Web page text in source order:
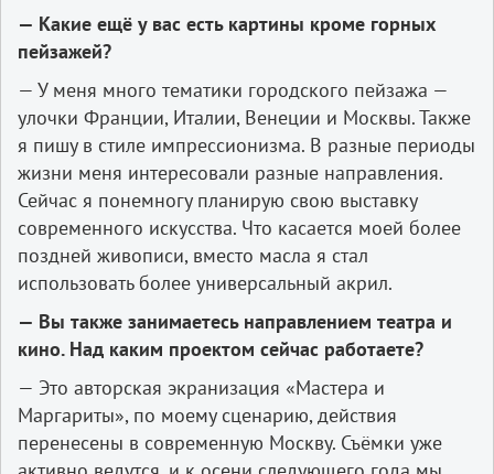
— Какие ещё у вас есть картины кроме горных
пейзажей?
— У меня много тематики городского пейзажа —
улочки Франции, Италии, Венеции и Москвы. Также
я пишу в стиле импрессионизма. В разные периоды
жизни меня интересовали разные направления.
Сейчас я понемногу планирую свою выставку
современного искусства. Что касается моей более
поздней живописи, вместо масла я стал
использовать более универсальный акрил.
— Вы также занимаетесь направлением театра и
кино. Над каким проектом сейчас работаете?
— Это авторская экранизация «Мастера и
Маргариты», по моему сценарию, действия
перенесены в современную Москву. Съёмки уже